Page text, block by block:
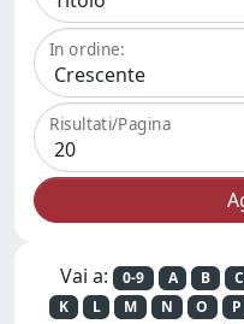
In ordine:
Risultati/Pagina
Vai a: 0-9 A B C
K
L M N O P